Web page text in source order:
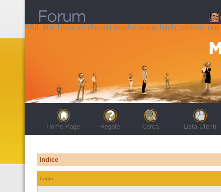
FAIL (the browser should render some flash content, not
Home Page Regole Cerca Lista Utenti
Indice
Login